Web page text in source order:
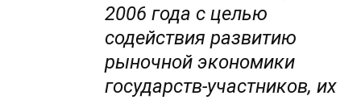
2006 года с целью
содействия развитию
рыночной экономики
государств-участников, их